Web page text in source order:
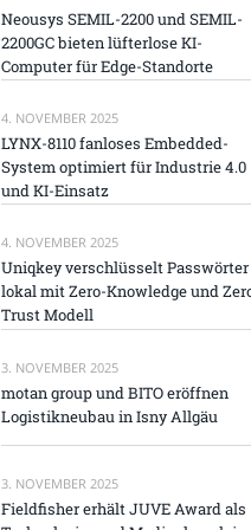
Neousys SEMIL-2200 und SEMIL-
2200GC bieten lüfterlose KI-
Computer für Edge-Standorte
4. NOVEMBER 2025
LYNX-8110 fanloses Embedded-
System optimiert für Industrie 4.0
und KI-Einsatz
4. NOVEMBER 2025
Uniqkey verschlüsselt Passwörter
lokal mit Zero-Knowledge und
Trust Modell
3. NOVEMBER 2025
motan group und BITO eröffnen
Logistikneubau in Isny Allgäu
3. NOVEMBER 2025
Fieldfisher erhält JUVE Award als